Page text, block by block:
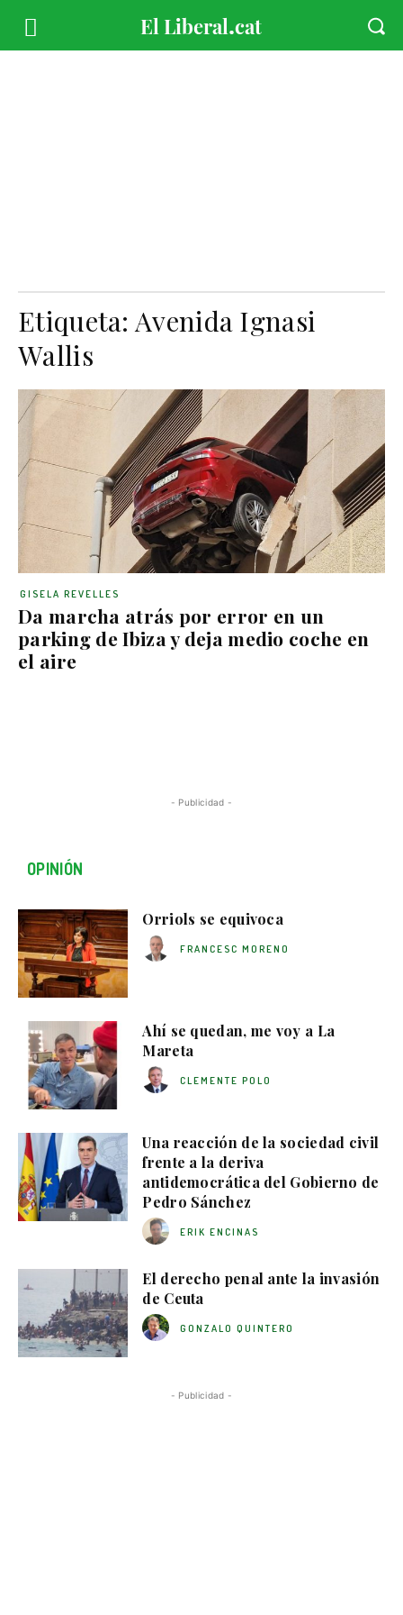
Etiqueta:Avenida Ignasi
Wallis
Da marcha atrás por error en un
parking de Ibiza y deja medio coche en
el aire
GISELA REVELLES
- Publicidad -
OPINIÓN
Orriols se equivoca
FRANCESC MORENO
Ahí se quedan, me voy a La
Mareta
CLEMENTE POLO
Una reacción de la sociedad civil
frente a la deriva
antidemocrática del Gobierno de
Pedro Sánchez
ERIK ENCINAS
El derecho penal ante la invasión
de Ceuta
GONZALO QUINTERO
- Publicidad -